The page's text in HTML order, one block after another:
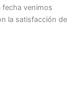
fecha venimos
la satisfacción de